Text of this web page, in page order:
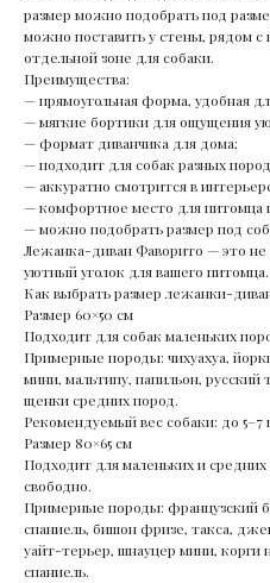
размер можно подобрать под
можно поставить у стены, рядом с
отдельной зоне для собаки.
Преимущества:
— прямоугольная форма, удобная
— мягкие бортики для ощущения
— формат диванчика для дома;
— подходит для собак разных
— аккуратно смотрится в
— комфортное место для питомца
— можно подобрать размер под
Лежанка-диван Фаворито — это не
уютный уголок для вашего питомца.
Как выбрать размер лежанки-
Размер 60×50 см
Подходит для собак маленьких
Примерные породы: чихуахуа,
мини, мальтипу, папильон,
щенки средних пород.
Рекомендуемый вес собаки: до 5–7
Размер 80×65 см
Подходит для маленьких и
свободно.
Примерные породы: французский
спаниель, бишон фризе, такса,
уайт-терьер, шнауцер мини, корги
спаниель.